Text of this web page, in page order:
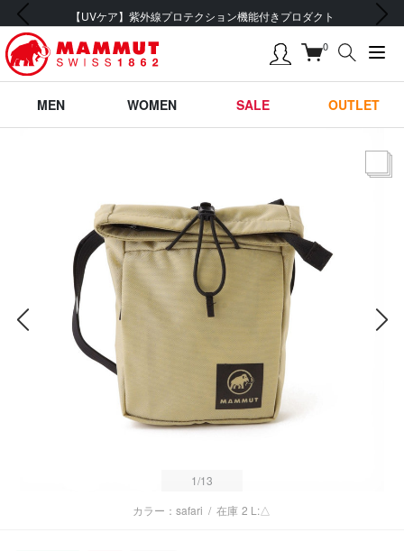
会員登録で【5,500円 (税込) 以上 送料無料】
前の画像 次の画像
0
MEN WOMEN SALE OUTLET
1/13
カラー：safari / 在庫 2 L:△